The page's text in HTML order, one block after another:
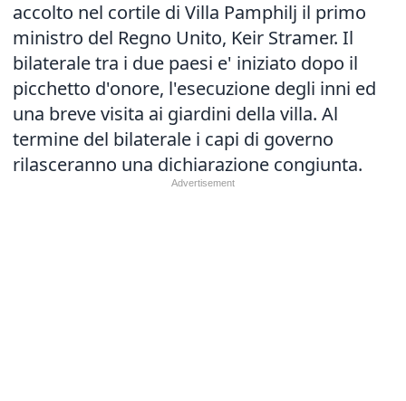
accolto nel cortile di Villa Pamphilj il primo
ministro del Regno Unito, Keir Stramer. Il
bilaterale tra i due paesi e' iniziato dopo il
picchetto d'onore, l'esecuzione degli inni ed
una breve visita ai giardini della villa. Al
termine del bilaterale i capi di governo
rilasceranno una dichiarazione congiunta.